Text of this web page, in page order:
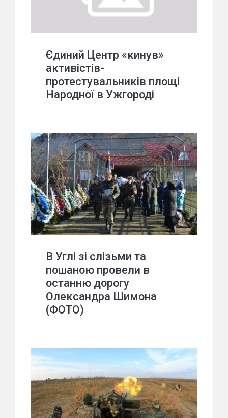
Єдиний Центр «кинув»
активістів-
протестувальників площі
Народної в Ужгороді
В Углі зі слізьми та
пошаною провели в
останню дорогу
Олександра Шимона
(ФОТО)